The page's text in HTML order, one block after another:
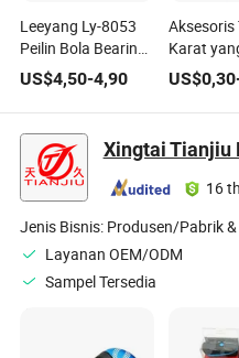
Leeyang Ly-8053
Peilin Bola Bearing
Aksesoris Sepeda
Zhejiang
US$4,50-4,90
Aksesoris
Karat
Tertutup
Sepeda
MTB Ly-
US$0,30
Xingtai Tianjiu
16
Jenis Bisnis: Produsen/Pabrik
Layanan OEM/ODM
Sampel Tersedia